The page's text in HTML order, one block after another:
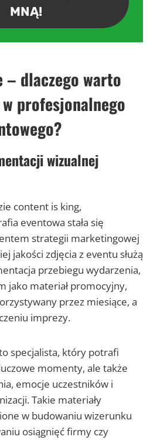
MNĄ!
– dlaczego warto
profesjonalnego
wizualnej
content is king,
eventowa stała się
strategii marketingowej
jakości zdjęcia z eventu służą
przebiegu wydarzenia,
jako materiał promocyjny,
przez miesiące, a
imprezy.
specjalista, który potrafi
momenty, ale także
emocje uczestników i
Takie materiały
w budowaniu wizerunku
osiągnięć firmy czy